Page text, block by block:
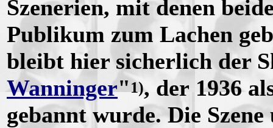
Szenerien, mit denen
Publikum zum Lachen
bleibt hier sicherlich der
Wanninger"1), der 1936
gebannt wurde. Die